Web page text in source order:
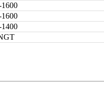
1600
1600
1400